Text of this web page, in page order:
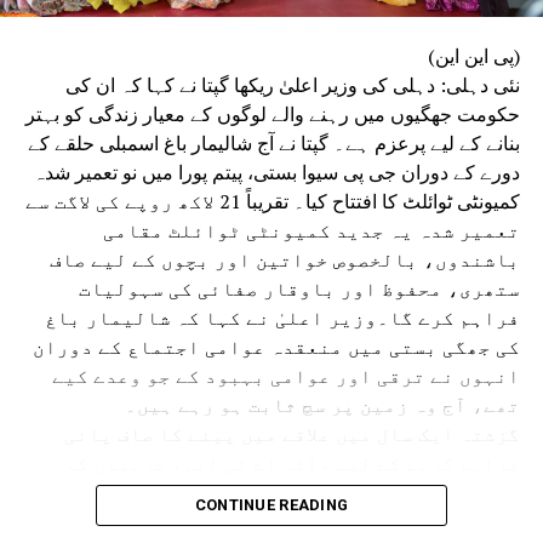
(پی این این)
نئی دہلی: دہلی کی وزیر اعلیٰ ریکھا گپتا نے کہا کہ ان کی
حکومت جھگیوں میں رہنے والے لوگوں کے معیار زندگی کو بہتر
بنانے کے لیے پرعزم ہے۔ گپتا نے آج شالیمار باغ اسمبلی حلقے کے
دورے کے دوران جی پی سیوا بستی، پیتم پورا میں نو تعمیر شدہ
کمیونٹی ٹوائلٹ کا افتتاح کیا۔ تقریباً 21 لاکھ روپے کی لاگت سے
تعمیر شدہ یہ جدید کمیونٹی ٹوائلٹ مقامی
باشندوں، بالخصوص خواتین اور بچوں کے لیے صاف
ستھری، محفوظ اور باوقار صفائی کی سہولیات
فراہم کرے گا۔وزیر اعلیٰ نے کہا کہ شالیمار باغ
کی جھگی بستی میں منعقدہ عوامی اجتماع کے دوران
انہوں نے ترقی اور عوامی بہبود کے جو وعدے کیے
تھے، آج وہ زمین پر سچ ثابت ہو رہے ہیں۔
سستا اور تغذیہ بخش کھانا فراہم کرنے کے لیے اٹل
کینٹین، پانی کی نئی پائپ لائن، سی سی ٹی وی
CONTINUE READING